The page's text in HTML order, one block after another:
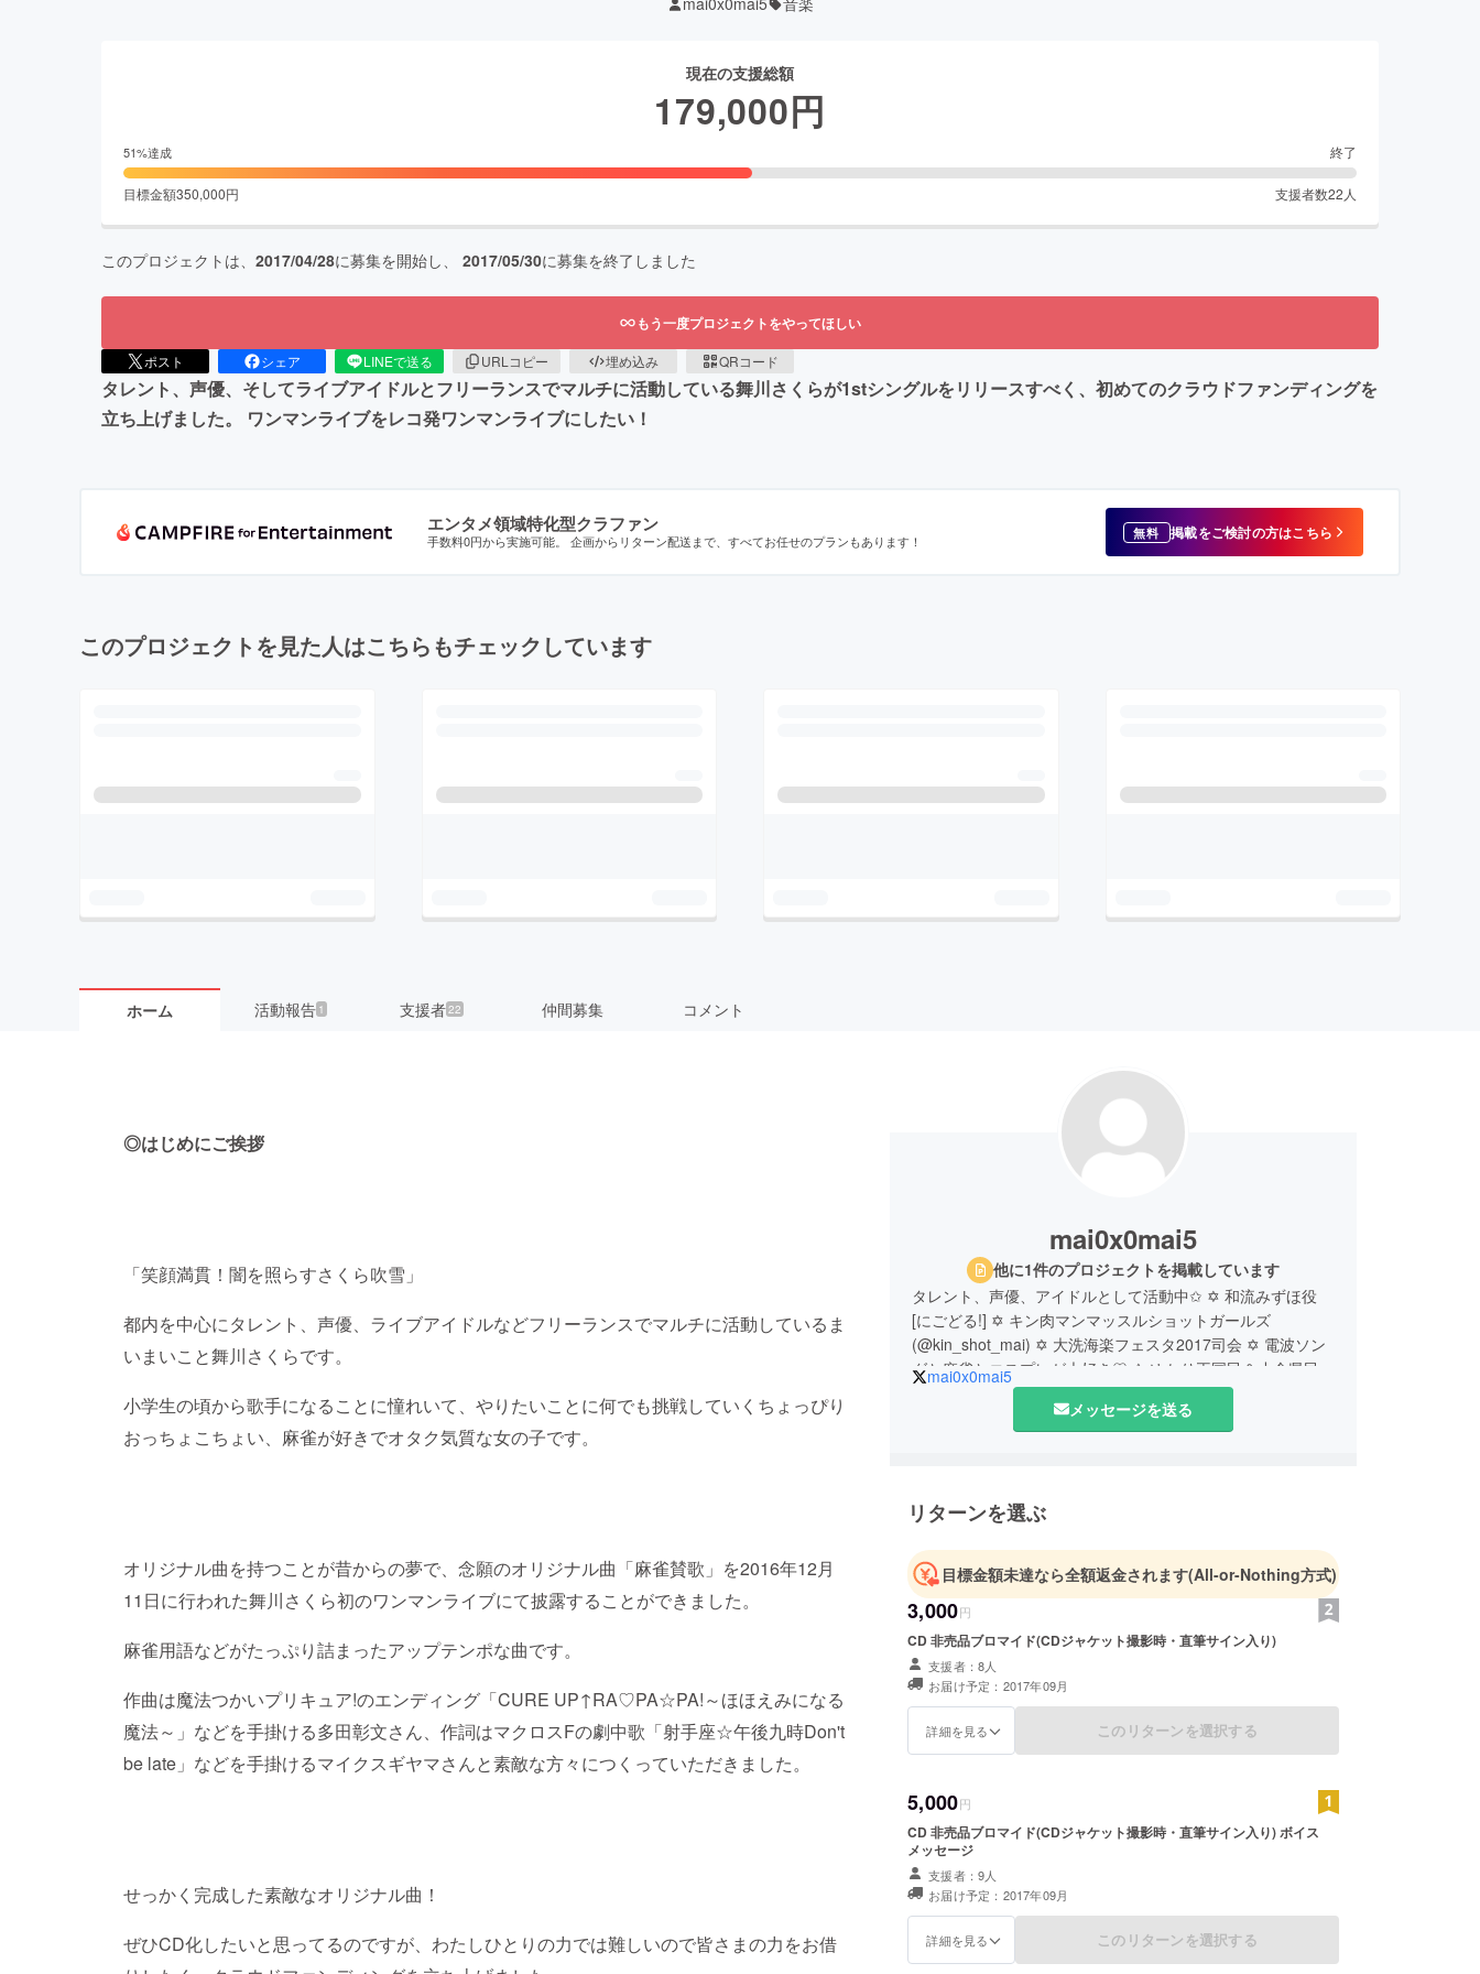
現在の支援総額
179,000円
51%達成 終了
目標金額350,000円 支援者数22 人
このプロジェクトは、 2017/04/28に募集を開始し、 2017/05/30に募集を終了しました
もう一度プロジェクトをやってほしい
ポスト シェア LINEで送る URLコピー 埋め込み QRコード
タレント、声優、そしてライブアイドルとフリーランスでマルチに活動している舞川さくらが1stシングルをリリースすべく、初めてのクラウドファンディングを
立ち上げました。 ワンマンライブをレコ発ワンマンライブにしたい！
エンタメ領域特化型クラファン
手数料0円から実施可能。 企画からリターン配送まで、すべてお任せのプランもあります！ 無料 掲載をご検討の方はこちら
このプロジェクトを見た人はこちらもチェックしています
ホーム 活動報告 1 支援者22 仲間募集 コメント
◎はじめにご挨拶
「笑顔満貫！闇を照らすさくら吹雪」
都内を中心にタレント、声優、ライブアイドルなどフリーランスでマルチに活動しているま
いまいこと舞川さくらです。
小学生の頃から歌手になることに憧れいて、やりたいことに何でも挑戦していくちょっぴり
おっちょこちょい、麻雀が好きでオタク気質な女の子です。
オリジナル曲を持つことが昔からの夢で、念願のオリジナル曲「麻雀賛歌」を2016年12月
11日に行われた舞川さくら初のワンマンライブにて披露することができました。
麻雀用語などがたっぷり詰まったアップテンポな曲です。
作曲は魔法つかいプリキュア!のエンディング「CURE UP↑RA♡PA☆PA!～ほほえみになる
魔法～」などを手掛ける多田彰文さん、作詞はマクロスFの劇中歌「射手座☆午後九時Don't
be late」などを手掛けるマイクスギヤマさんと素敵な方々につくっていただきました。
せっかく完成した素敵なオリジナル曲！
ぜひCD化したいと思ってるのですが、わたしひとりの力では難しいので皆さまの力をお借
mai0x0mai5
他に1件のプロジェクトを掲載しています
タレント、声優、アイドルとして活動中✩ ✡ 和流みずほ役
[にごどる!] ✡ キン肉マンマッスルショットガールズ
(@kin_shot_mai) ✡ 大洗海楽フェスタ2017司会 ✡ 電波ソン
グと麻雀とコスプレが大好き♡ ✡ ゆかり王国民＆小倉県民栽
培女子 ✡ 仕事依頼➡︎mai0x0mai5@gmail.com
mai0x0mai5
メッセージを送る
リターンを選ぶ
目標金額未達なら全額返金されます(All-or-Nothing方式)
3,000円
CD 非売品ブロマイド(CDジャケット撮影時・直筆サイン入り)
支援者：8人
お届け予定：2017年09月
詳細を見る このリターンを選択する
5,000円
CD 非売品ブロマイド(CDジャケット撮影時・直筆サイン入り) ボイス
メッセージ
支援者：9人
お届け予定：2017年09月
詳細を見る このリターンを選択する